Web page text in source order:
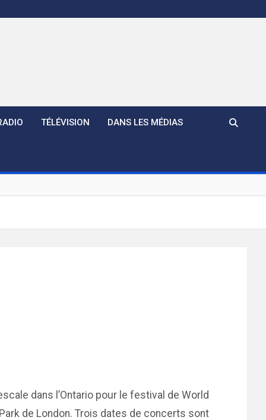
TÉLÉVISION DANS LES MÉDIAS
dans l’Ontario pour le festival de World
de London. Trois dates de concerts sont